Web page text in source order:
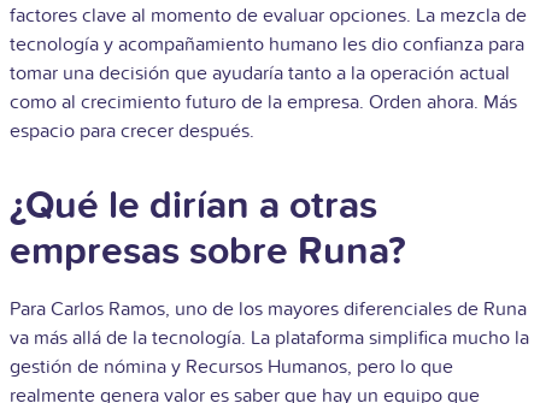
factores clave al momento de evaluar opciones. La mezcla de
tecnología y acompañamiento humano les dio confianza para
tomar una decisión que ayudaría tanto a la operación actual
como al crecimiento futuro de la empresa. Orden ahora. Más
espacio para crecer después.
¿Qué le dirían a otras
empresas sobre Runa?
Para Carlos Ramos, uno de los mayores diferenciales de Runa
va más allá de la tecnología. La plataforma simplifica mucho la
gestión de nómina y Recursos Humanos, pero lo que
realmente genera valor es saber que hay un equipo que